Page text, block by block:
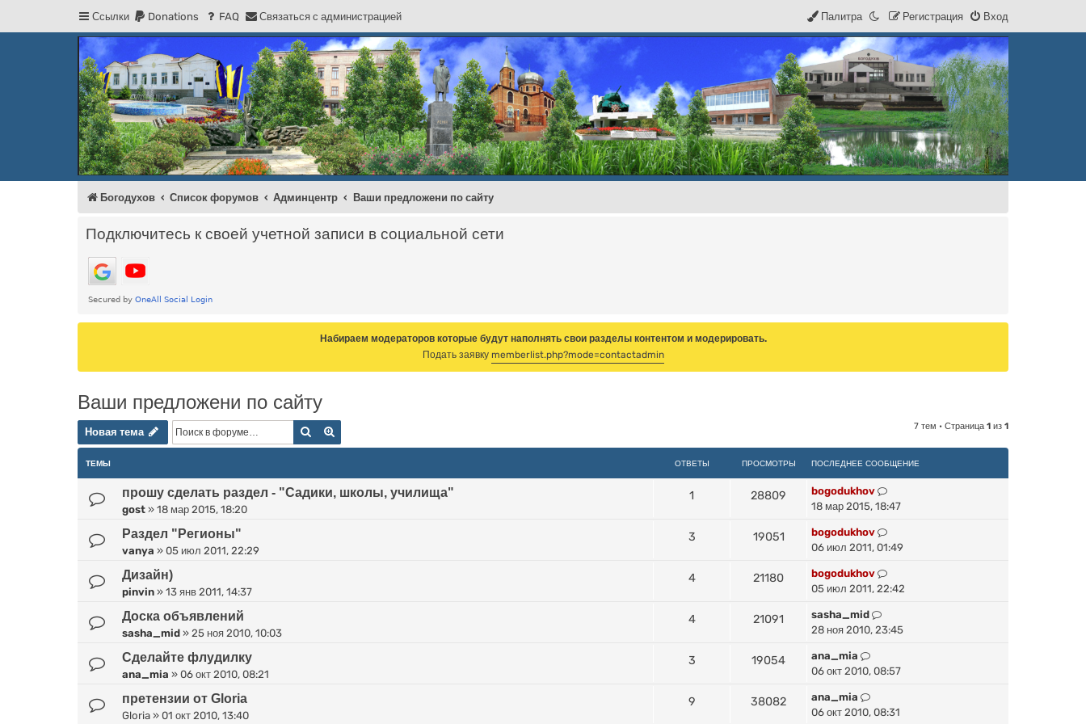
Ссылки Donations FAQ Связаться с администрацией Вход
Регистрация
Палитра
Регистрация
Форум Богодухова
Богодухов
Богодухов Список форумов Админцентр Ваши предложени по сайту
Подключитесь к своей учетной записи в социальной сети
Набираем модераторов которые будут наполнять свои разделы контентом и модерировать.
Подать заявку memberlist.php?mode=contactadmin
Ваши предложени по сайту
Новая тема
Новая тема Поиск 7 тем • Страница 1 из 1
ТЕМЫ ОТВЕТЫ ПРОСМОТРЫ ПОСЛЕДНЕЕ СООБЩЕНИЕ
прошу сделать раздел - "Садики, школы, училища"
gost » 18 мар 2015, 18:20
1 28809
bogodukhov
18 мар 2015, 18:47
Раздел "Регионы"
vanya » 05 июл 2011, 22:29
3 19051
bogodukhov
06 июл 2011, 01:49
Дизайн)
pinvin » 13 янв 2011, 14:37
4 21180
bogodukhov
05 июл 2011, 22:42
Доска объявлений
sasha_mid » 25 ноя 2010, 10:03
4 21091
sasha_mid
28 ноя 2010, 23:45
Сделайте флудилку
ana_mia » 06 окт 2010, 08:21
3 19054
ana_mia
06 окт 2010, 08:57
претензии от Gloria
Gloria » 01 окт 2010, 13:40
9 38082
ana_mia
06 окт 2010, 08:31